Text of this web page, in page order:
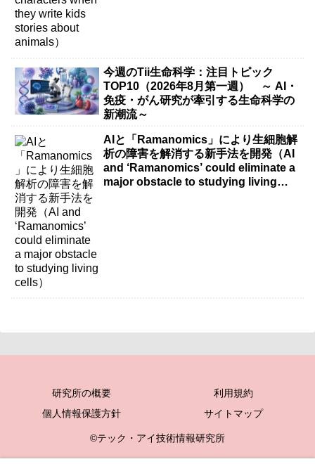
今週のTii生命科学：注目トピック
TOP10（2026年8月第一週） ～ AI・
免疫・がん研究が牽引する生命科学の
新潮流～
AIと「Ramanomics」により生細胞解
析の障害を解消する新手法を開発（AI
and ‘Ramanomics’ could eliminate a
major obstacle to studying living
研究所の概要
利用規約
個人情報保護方針
サイトマップ
©テック・アイ技術情報研究所